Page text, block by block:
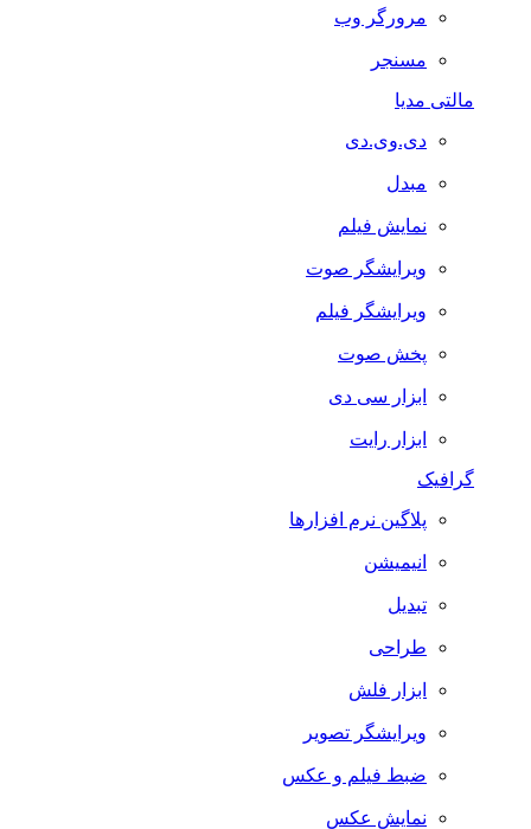
مرورگر وب
مسنجر
مالتی مدیا
دی.وی.دی
مبدل
نمایش فیلم
ویرایشگر صوت
ویرایشگر فیلم
پخش صوت
ابزار سی دی
ابزار رایت
گرافیک
پلاگین نرم افزارها
انیمیشن
تبدیل
طراحی
ابزار فلش
ویرایشگر تصویر
ضبط فيلم و عكس
نمایش عکس